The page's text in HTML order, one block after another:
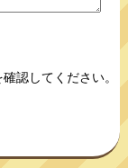
認してください。